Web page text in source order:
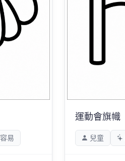
容易
運動會旗幟
兒童